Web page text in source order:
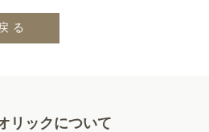
る
リックについて